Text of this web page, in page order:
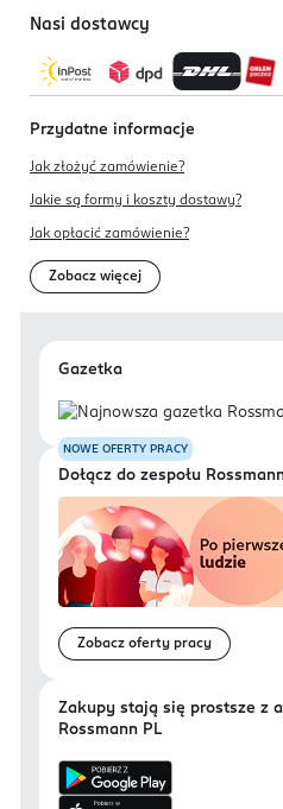
Nasi dostawcy
Przydatne informacje
Jak złożyć zamówienie?
Jakie są formy i koszty dostawy?
Jak opłacić zamówienie?
Zobacz więcej
Gazetka
NOWE OFERTY PRACY
Dołącz do zespołu
Zobacz oferty pracy
Zakupy stają się prostsze z
Rossmann PL